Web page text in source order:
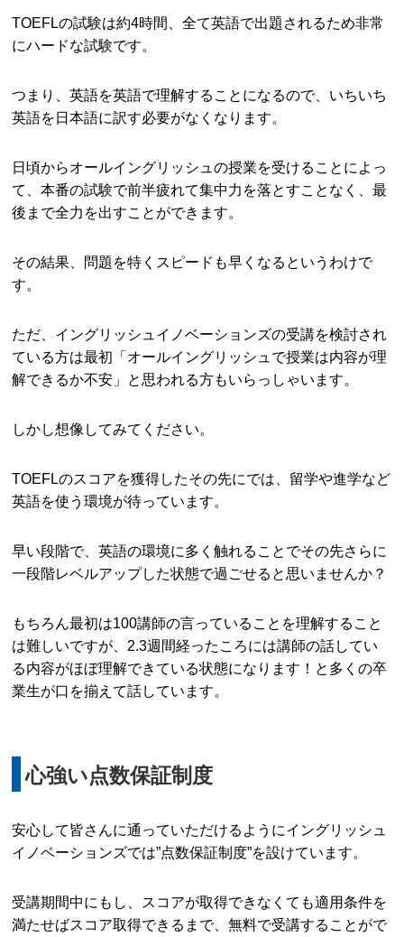
TOEFLの試験は約4時間、全て英語で出題されるため非常
にハードな試験です。
つまり、英語を英語で理解することになるので、いちいち
英語を日本語に訳す必要がなくなります。
日頃からオールイングリッシュの授業を受けることによっ
て、本番の試験で前半疲れて集中力を落とすことなく、最
後まで全力を出すことができます。
その結果、問題を特くスピードも早くなるというわけで
す。
ただ、イングリッシュイノベーションズの受講を検討され
ている方は最初「オールイングリッシュで授業は内容が理
解できるか不安」と思われる方もいらっしゃいます。
しかし想像してみてください。
TOEFLのスコアを獲得したその先にでは、留学や進学など
英語を使う環境が待っています。
早い段階で、英語の環境に多く触れることでその先さらに
一段階レベルアップした状態で過ごせると思いませんか？
もちろん最初は100講師の言っていることを理解すること
は難しいですが、2.3週間経ったころには講師の話してい
る内容がほぼ理解できている状態になります！と多くの卒
業生が口を揃えて話しています。
心強い点数保証制度
安心して皆さんに通っていただけるようにイングリッシュ
イノベーションズでは”点数保証制度”を設けています。
受講期間中にもし、スコアが取得できなくても適用条件を
満たせばスコア取得できるまで、無料で受講することがで